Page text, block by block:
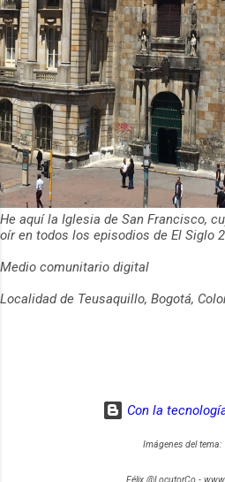
He aquí la Iglesia de San Francisco,
oír en todos los episodios de El Siglo
Medio comunitario digital
Localidad de Teusaquillo, Bogotá,
Con la
Imágenes del tema: